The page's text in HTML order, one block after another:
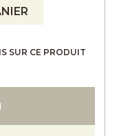
SUR CE PRODUIT